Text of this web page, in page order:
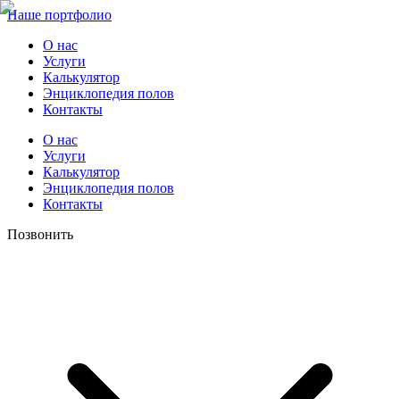
Наше портфолио
О нас
Услуги
Калькулятор
Энциклопедия полов
Контакты
О нас
Услуги
Калькулятор
Энциклопедия полов
Контакты
Позвонить